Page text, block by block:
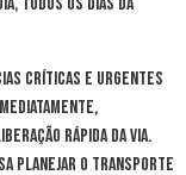
todos os dias da
críticas e urgentes
rápida da via.
planejar o transporte